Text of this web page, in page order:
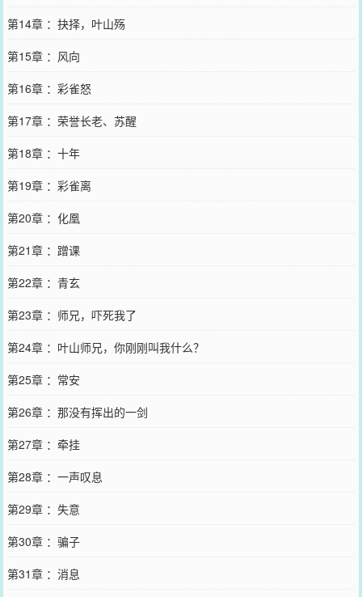
第14章 ：抉择，叶山殇
第15章 ：风向
第16章 ：彩雀怒
第17章 ：荣誉长老、苏醒
第18章 ：十年
第19章 ：彩雀离
第20章 ：化凰
第21章 ：蹭课
第22章 ：青玄
第23章 ：师兄，吓死我了
第24章 ：叶山师兄，你刚刚叫我什么？
第25章 ：常安
第26章 ：那没有挥出的一剑
第27章 ：牵挂
第28章 ：一声叹息
第29章 ：失意
第30章 ：骗子
第31章 ：消息